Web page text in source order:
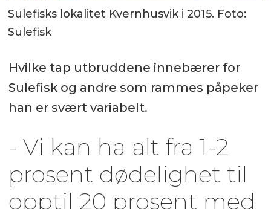
Sulefisks lokalitet Kvernhusvik i 2015. Foto:
Sulefisk
Hvilke tap utbruddene innebærer for
Sulefisk og andre som rammes påpeker
han er svært variabelt.
- Vi kan ha alt fra 1-2
prosent dødelighet til
opptil 20 prosent med